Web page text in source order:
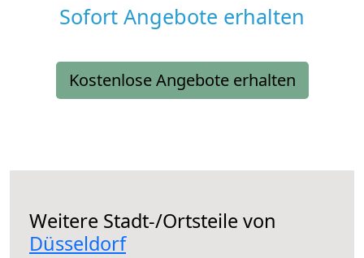
Sofort Angebote erhalten
Kostenlose Angebote erhalten
Weitere Stadt-/Ortsteile von
Düsseldorf